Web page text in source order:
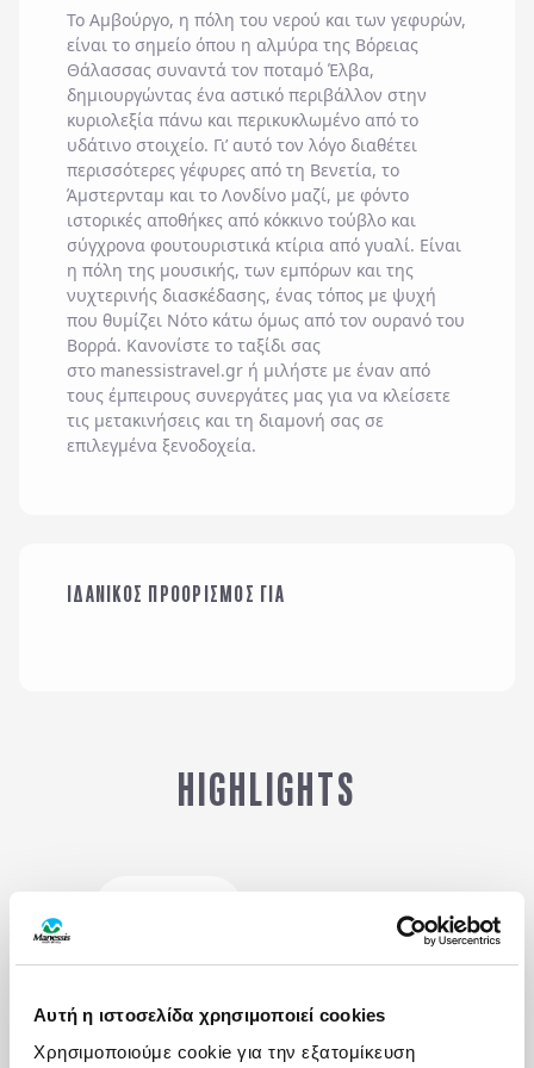
Αυτή η ιστοσελίδα χρησιμοποιεί cookies
Χρησιμοποιούμε cookie για την εξατομίκευση
Το Αμβούργο, η πόλη του νερού και των γεφυρών,
είναι το σημείο όπου η αλμύρα της Βόρειας
Θάλασσας συναντά τον ποταμό Έλβα,
δημιουργώντας ένα αστικό περιβάλλον στην
κυριολεξία πάνω και περικυκλωμένο από το
υδάτινο στοιχείο. Γι’ αυτό τον λόγο διαθέτει
περισσότερες γέφυρες από τη Βενετία, το
Άμστερνταμ και το Λονδίνο μαζί, με φόντο
ιστορικές αποθήκες από κόκκινο τούβλο και
σύγχρονα φουτουριστικά κτίρια από γυαλί. Είναι
η πόλη της μουσικής, των εμπόρων και της
νυχτερινής διασκέδασης, ένας τόπος με ψυχή
που θυμίζει Νότο κάτω όμως από τον ουρανό του
Βορρά. Κανονίστε το ταξίδι σας
στο manessistravel.gr ή μιλήστε με έναν από
τους έμπειρους συνεργάτες μας για να κλείσετε
τις μετακινήσεις και τη διαμονή σας σε
επιλεγμένα ξενοδοχεία.
ΙΔΑΝΙΚΟΣ ΠΡΟΟΡΙΣΜΟΣ ΓΙΑ
ΟΙΚΟΓΕΝΕΙΑ ΜΕ
ΠΑΙΔΙΑ
HIGHLIGHTS
Γαστρονομία Πότε να πάτε